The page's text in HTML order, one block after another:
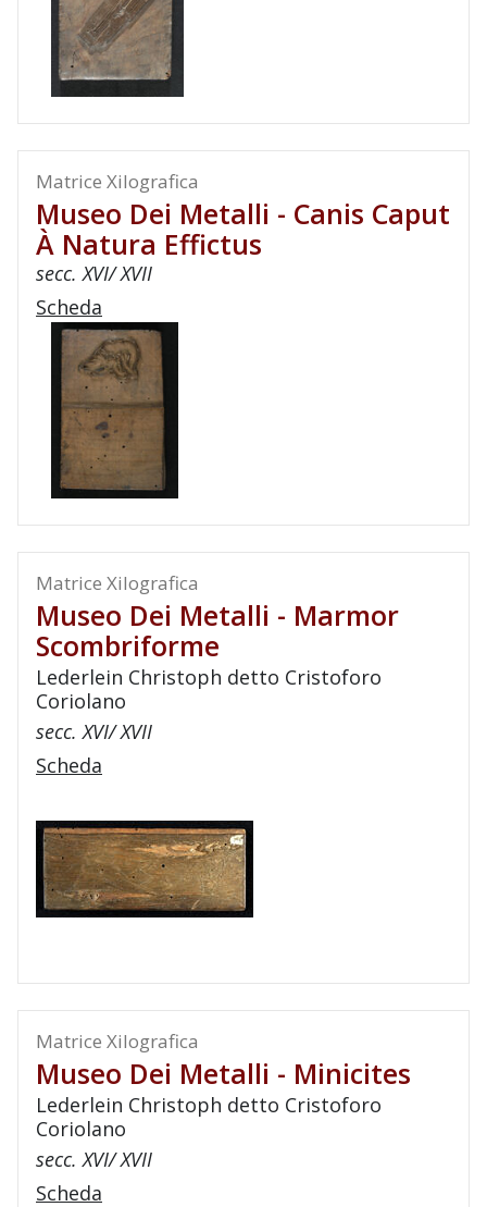
Matrice Xilografica
Museo Dei Metalli - Canis Caput
À Natura Effictus
secc. XVI/ XVII
Scheda
Matrice Xilografica
Museo Dei Metalli - Marmor
Scombriforme
Lederlein Christoph detto Cristoforo
Coriolano
secc. XVI/ XVII
Scheda
Matrice Xilografica
Museo Dei Metalli - Minicites
Lederlein Christoph detto Cristoforo
Coriolano
secc. XVI/ XVII
Scheda